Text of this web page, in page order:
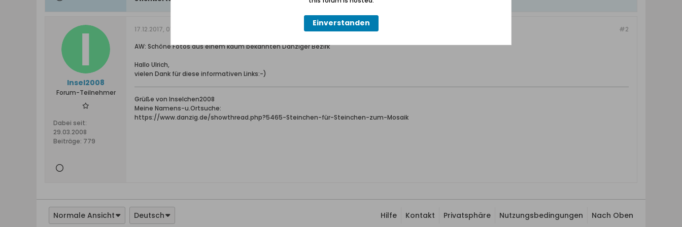
Insel2008
Forum-Teilnehmer
Dabei seit:
29.03.2008
Beiträge: 779
#2
17.12.2017, 01:05
AW: Schöne Fotos aus einem kaum bekannten Danziger Bezirk
Hallo Ulrich,
vielen Dank für diese informativen Links:-)
Grüße von Inselchen2008
Meine Namens-u.Ortsuche:
https://www.danzig.de/showthread.php?5465-Steinchen-für-Steinchen-zum-Mosaik
Normale Ansicht Deutsch Hilfe Kontakt Privatsphäre Nutzungsbedingungen Nach Oben
Einverstanden